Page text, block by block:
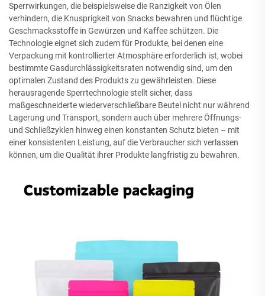
Sperrwirkungen, die beispielsweise die Ranzigkeit von Ölen
verhindern, die Knusprigkeit von Snacks bewahren und flüchtige
Geschmacksstoffe in Gewürzen und Kaffee schützen. Die
Technologie eignet sich zudem für Produkte, bei denen eine
Verpackung mit kontrollierter Atmosphäre erforderlich ist, wobei
bestimmte Gasdurchlässigkeitsraten notwendig sind, um den
optimalen Zustand des Produkts zu gewährleisten. Diese
herausragende Sperrtechnologie stellt sicher, dass
maßgeschneiderte wiederverschließbare Beutel nicht nur während
Lagerung und Transport, sondern auch über mehrere Öffnungs-
und Schließzyklen hinweg einen konstanten Schutz bieten – mit
einer konsistenten Leistung, auf die Verbraucher sich verlassen
können, um die Qualität ihrer Produkte langfristig zu bewahren.